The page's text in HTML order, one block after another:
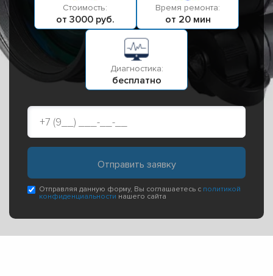
Стоимость:
от 3000 руб.
Время ремонта:
от 20 мин
Диагностика:
бесплатно
Отправляя данную форму, Вы соглашаетесь с политикой
конфиденциальности нашего сайта